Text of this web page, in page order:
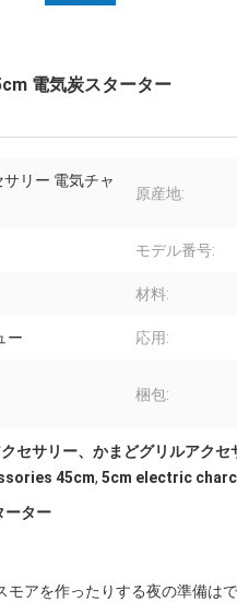
電気炭スターター
リー 電気チャ
原産地:
モデル番号:
材料:
ー 応用:
梱包:
セサリー、かまどグリルアク
45cm, 5cm electric
ーター
アを作ったりする夜の準備は